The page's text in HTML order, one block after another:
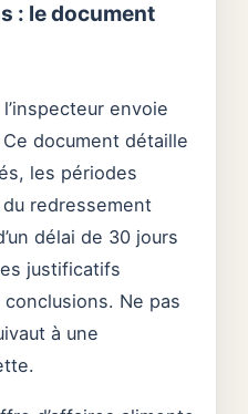
: le document
envoie
Ce document détaille
les périodes
redressement
délai de 30 jours
justificatifs
Ne pas
à une